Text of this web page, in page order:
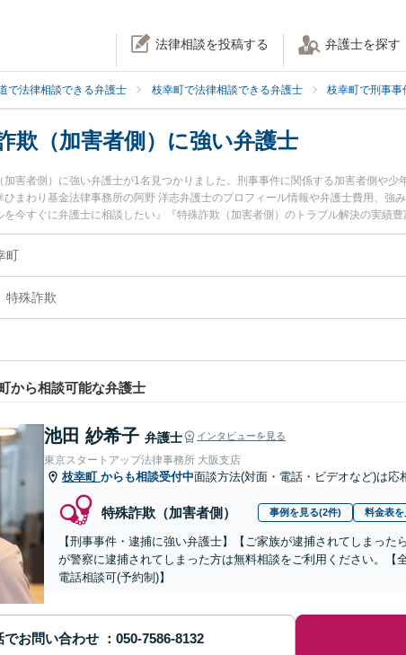
法律相談を投稿する 弁護士を探す
で法律相談できる弁護士 枝幸町で法律相談できる弁護士 枝幸町で刑事
欺（加害者側）に強い弁護士
害者側）に強い弁護士が1名見つかりました。刑事事件に関係する加害者側や
まわり基金法律事務所の阿野 洋志弁護士のプロフィール情報や弁護士費用、強
今すぐに弁護士に相談したい』『特殊詐欺（加害者側）のトラブル解決の実績
町内の弁護士に相談予約したい』などでお困りの相談者さんにおすすめです。
町
特殊詐欺
から相談可能な弁護士
池田 紗希子 弁護士 インタビューを見る
東京スタートアップ法律事務所 大阪支店
枝幸町 からも相談受付中面談方法(対面・電話・ビデオなど)は応
特殊詐欺（加害者側） 事例を見る(2件) 料金表を
【刑事事件・逮捕に強い弁護士】【ご家族が逮捕されてしまっ
が警察に逮捕されてしまった方は無料相談をご利用ください。【
電話相談可(予約制)】
でお問い合わせ